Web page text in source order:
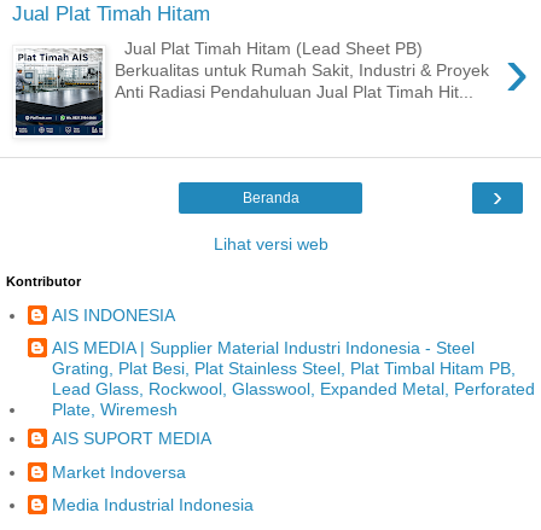
Jual Plat Timah Hitam
›
Jual Plat Timah Hitam (Lead Sheet PB)
Berkualitas untuk Rumah Sakit, Industri & Proyek
Anti Radiasi Pendahuluan Jual Plat Timah Hit...
›
Beranda
Lihat versi web
Kontributor
AIS INDONESIA
AIS MEDIA | Supplier Material Industri Indonesia - Steel
Grating, Plat Besi, Plat Stainless Steel, Plat Timbal Hitam PB,
Lead Glass, Rockwool, Glasswool, Expanded Metal, Perforated
Plate, Wiremesh
AIS SUPORT MEDIA
Market Indoversa
Media Industrial Indonesia